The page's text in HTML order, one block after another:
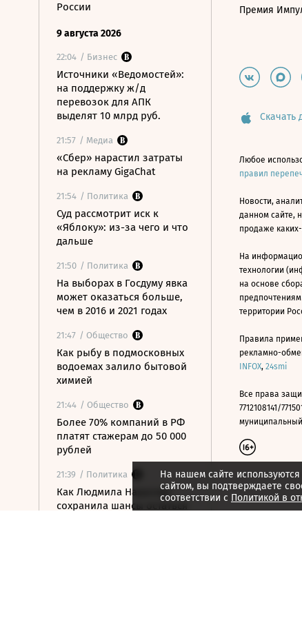
России
9 августа 2026
22:04 / Бизнес
Источники «Ведомостей»:
на поддержку ж/д
перевозок для АПК
выделят 10 млрд руб.
21:57 / Медиа
«Сбер» нарастил затраты
на рекламу GigaChat
21:54 / Политика
Суд рассмотрит иск к
«Яблоку»: из-за чего и что
дальше
21:50 / Политика
На выборах в Госдуму явка
может оказаться больше,
чем в 2016 и 2021 годах
21:47 / Общество
Как рыбу в подмосковных
водоемах залило бытовой
химией
21:44 / Общество
Более 70% компаний в РФ
платят стажерам до 50 000
рублей
21:39 / Политика
Как Людмила Нарусова
сохранила шансы остаться
На нашем сайте
сайтом, вы подтверждаете
соответствии с Политикой в
Премия
Скачать
Любое
правил
Новости,
данном сайте,
продаже
На
технологии
на основе
территории
Правила
рекламно-
INFOX, 24smi
Все права
7712108141/
муниципальный